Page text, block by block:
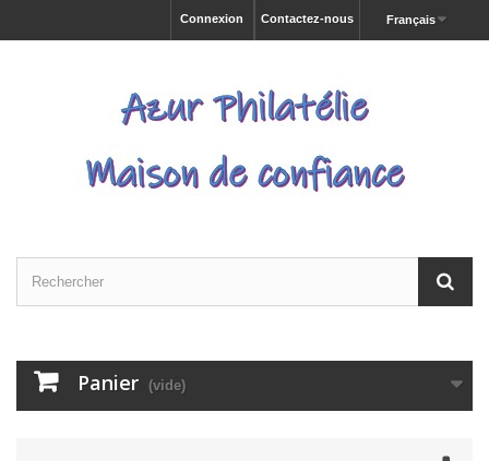
Français
Contactez-nous
Connexion
Panier (vide)